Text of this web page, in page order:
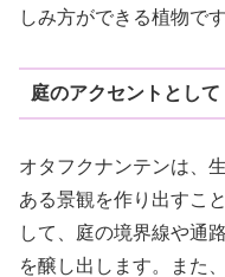
しみ方ができる植物です
庭のアクセントとして
オタフクナンテンは、
ある景観を作り出すこ
して、庭の境界線や通
を醸し出します。また